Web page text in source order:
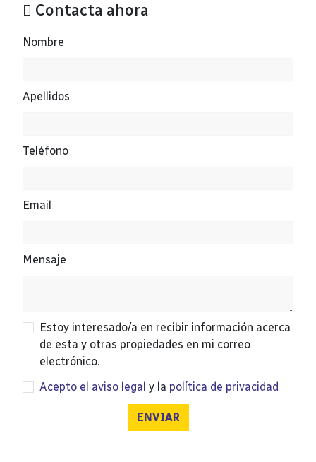
Contacta ahora
Nombre
Apellidos
Teléfono
Email
Mensaje
Estoy interesado/a en recibir información acerca
de esta y otras propiedades en mi correo
electrónico.
Acepto el aviso legal y la política de privacidad
ENVIAR